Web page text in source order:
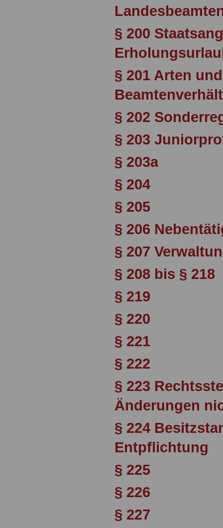
§ 200
§ 201 Arten
§ 202
§ 203
§ 203a
§ 204
§ 205
§ 206
§ 207
§ 208 bis § 218
§ 219
§ 220
§ 221
§ 222
§ 223
Änderungen
§ 224
Entpflichtung
§ 225
§ 226
§ 227